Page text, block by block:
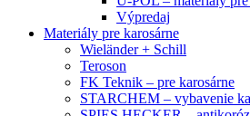
Výpredaj
Materiály pre karosárne
Wieländer + Schill
Teroson
FK Teknik – pre karosárne
STARCHEM – vybavenie